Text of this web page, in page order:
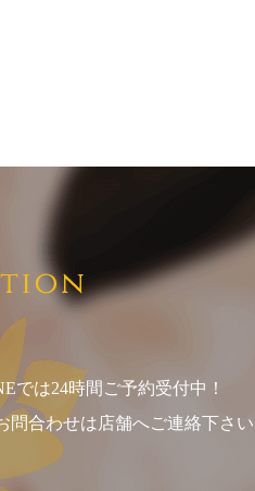
では24時間ご予約受付中！
問合わせは店舗へご連絡下さ